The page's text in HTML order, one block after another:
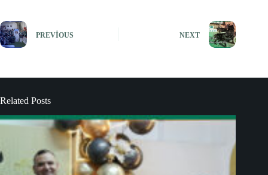
PREVIOUS NEXT
Related Posts